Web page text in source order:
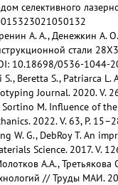
селективного
А. А., Денежкин А.
стали
10.18698/0536-1044-
Beretta S., Patriarca
Journal. 2020. V.
Sortino M. Influence of
2022. V. 63, P.
W. G., DebRoy T. An
Science. 2017. V.
А.А., Третьякова
// Труды МАИ.